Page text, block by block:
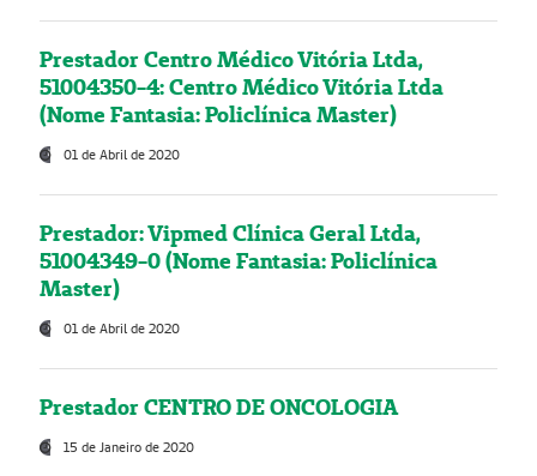
Prestador Centro Médico Vitória Ltda,
51004350-4: Centro Médico Vitória Ltda
(Nome Fantasia: Policlínica Master)
01 de Abril de 2020
Prestador: Vipmed Clínica Geral Ltda,
51004349-0 (Nome Fantasia: Policlínica
Master)
01 de Abril de 2020
Prestador CENTRO DE ONCOLOGIA
15 de Janeiro de 2020